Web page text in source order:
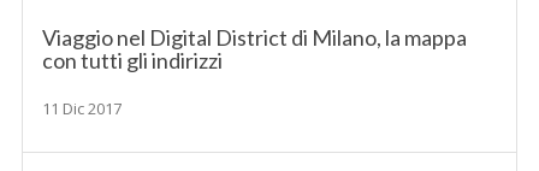
Viaggio nel Digital District di Milano, la mappa
con tutti gli indirizzi
11 Dic 2017